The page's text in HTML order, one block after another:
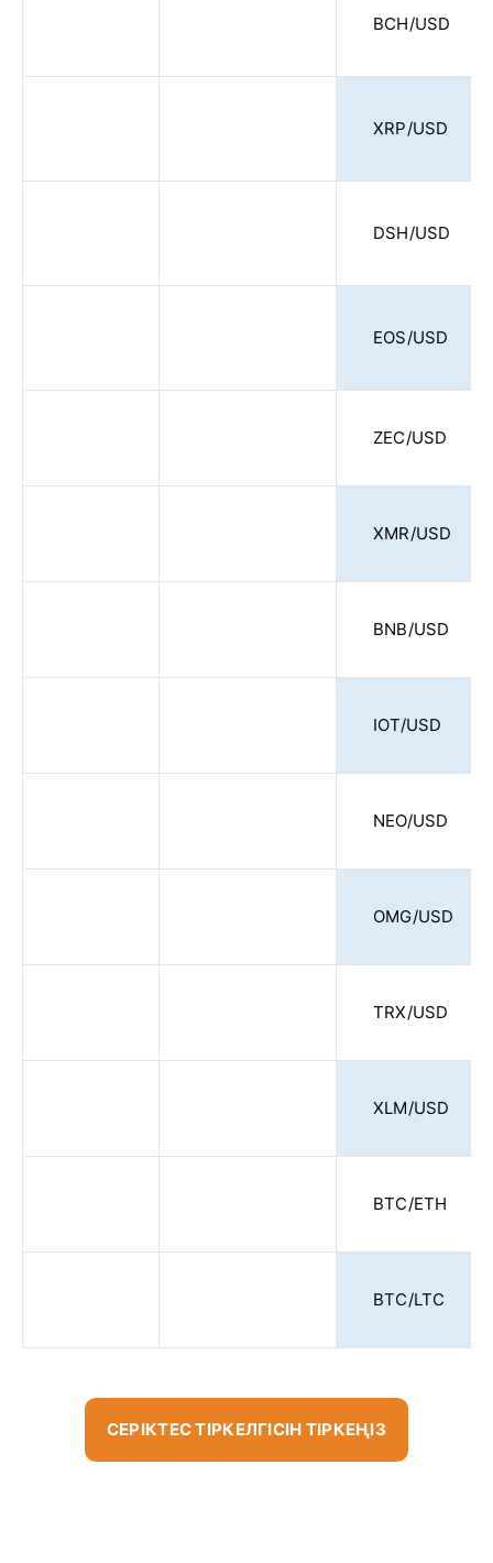
BCH/USD
XRP/USD
DSH/USD
EOS/USD
ZEC/USD
XMR/USD
BNB/USD
IOT/USD
NEO/USD
OMG/USD
TRX/USD
XLM/USD
BTC/ETH
BTC/LTC
СЕРІКТЕС ТІРКЕЛГІСІН ТІРКЕҢІЗ